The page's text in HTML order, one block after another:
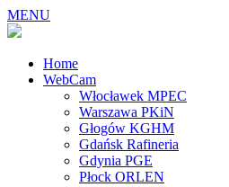
MENU
Home
WebCam
Włocławek MPEC
Warszawa PKiN
Głogów KGHM
Gdańsk Rafineria
Gdynia PGE
Płock ORLEN